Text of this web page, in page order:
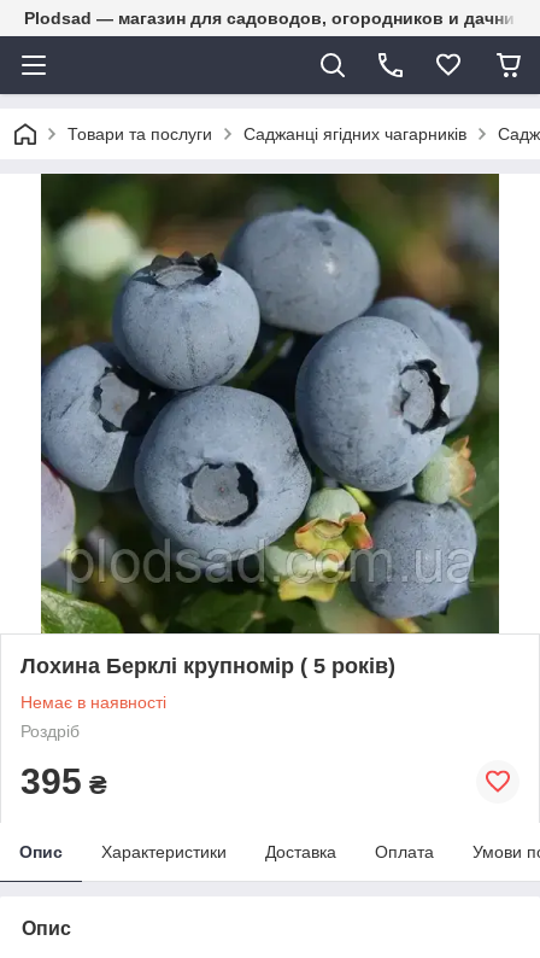
Plodsad — магазин для садоводов, огородников и
Товари та послуги Саджанці ягідних чагарників
Лохина Берклі крупномір ( 5 років)
Немає в наявності
Роздріб
395 ₴
Опис Характеристики Доставка Оплата Умови
Опис